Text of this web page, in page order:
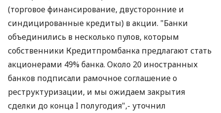
(торговое финансирование, двусторонние и
синдицированные кредиты) в акции. "Банки
объединились в несколько пулов, которым
собственники Кредитпромбанка предлагают стать
акционерами 49% банка. Около 20 иностранных
банков подписали рамочное соглашение о
реструктуризации, и мы ожидаем закрытия
сделки до конца I полугодия",- уточнил